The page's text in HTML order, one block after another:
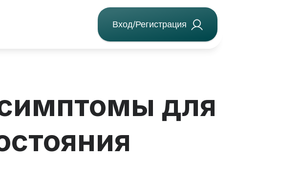
Вход/Регистрация
для